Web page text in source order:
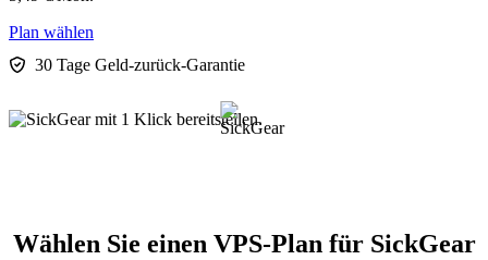
Plan wählen
30 Tage Geld-zurück-Garantie
Wählen Sie einen VPS-Plan für SickGear